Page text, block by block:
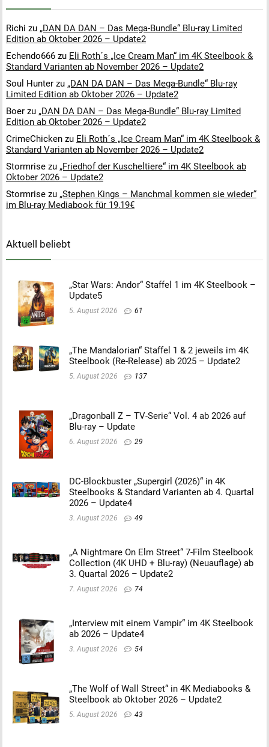
Richi zu „DAN DA DAN – Das Mega-Bundle“ Blu-ray Limited
Edition ab Oktober 2026 – Update2
Echendo666 zu Eli Roth´s „Ice Cream Man“ im 4K Steelbook &
Standard Varianten ab November 2026 – Update2
Soul Hunter zu „DAN DA DAN – Das Mega-Bundle“ Blu-ray
Limited Edition ab Oktober 2026 – Update2
Boer zu „DAN DA DAN – Das Mega-Bundle“ Blu-ray Limited
Edition ab Oktober 2026 – Update2
CrimeChicken zu Eli Roth´s „Ice Cream Man“ im 4K Steelbook &
Standard Varianten ab November 2026 – Update2
Stormrise zu „Friedhof der Kuscheltiere“ im 4K Steelbook ab
Oktober 2026 – Update2
Stormrise zu „Stephen Kings – Manchmal kommen sie wieder“
im Blu-ray Mediabook für 19,19€
Aktuell beliebt
„Star Wars: Andor“ Staffel 1 im 4K Steelbook –
Update5
5. August 2026 61
„The Mandalorian“ Staffel 1 & 2 jeweils im 4K
Steelbook (Re-Release) ab 2025 – Update2
5. August 2026 137
„Dragonball Z – TV-Serie“ Vol. 4 ab 2026 auf
Blu-ray – Update
6. August 2026 29
DC-Blockbuster „Supergirl (2026)“ in 4K
Steelbooks & Standard Varianten ab 4. Quartal
2026 – Update4
3. August 2026 49
„A Nightmare On Elm Street“ 7-Film Steelbook
Collection (4K UHD + Blu-ray) (Neuauflage) ab
3. Quartal 2026 – Update2
7. August 2026 74
„Interview mit einem Vampir“ im 4K Steelbook
ab 2026 – Update4
3. August 2026 54
„The Wolf of Wall Street“ in 4K Mediabooks &
Steelbook ab Oktober 2026 – Update2
5. August 2026 43